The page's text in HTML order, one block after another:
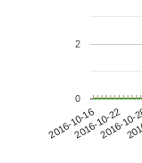
2016-10-162016-10-22
2016-
0
2